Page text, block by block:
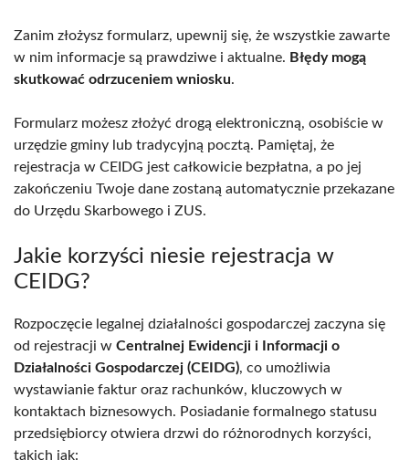
Zanim złożysz formularz, upewnij się, że wszystkie zawarte
w nim informacje są prawdziwe i aktualne. Błędy mogą
skutkować odrzuceniem wniosku.
Formularz możesz złożyć drogą elektroniczną, osobiście w
urzędzie gminy lub tradycyjną pocztą. Pamiętaj, że
rejestracja w CEIDG jest całkowicie bezpłatna, a po jej
zakończeniu Twoje dane zostaną automatycznie przekazane
do Urzędu Skarbowego i ZUS.
Jakie korzyści niesie rejestracja w
CEIDG?
Rozpoczęcie legalnej działalności gospodarczej zaczyna się
od rejestracji w Centralnej Ewidencji i Informacji o
Działalności Gospodarczej (CEIDG), co umożliwia
wystawianie faktur oraz rachunków, kluczowych w
kontaktach biznesowych. Posiadanie formalnego statusu
przedsiębiorcy otwiera drzwi do różnorodnych korzyści,
takich jak: